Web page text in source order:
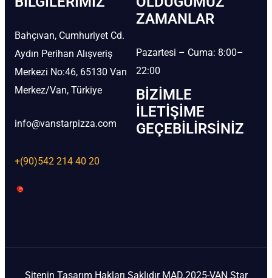
Bahçıvan, Cumhuriyet Cd.
Aydın Perihan Alışveriş
Merkezi No:46, 65130 Van
Merkez/Van, Türkiye
info@vanstarpizza.com
+(90)542 214 40 20
ZAMANLAR
Pazartesi – Cuma: 8:00–
22:00
BIZIMLE
İLETIŞIME
GEÇEBILIRSINIZ
Sitenin Tasarım Hakları Saklıdır MAD.2025-VAN Star